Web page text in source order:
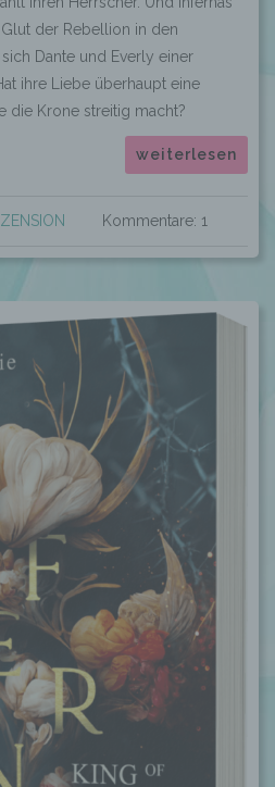
der Rebellion in den
Dante und Everly einer
ihre Liebe überhaupt eine
die Krone streitig macht?
weiterlesen
Kommentare: 1